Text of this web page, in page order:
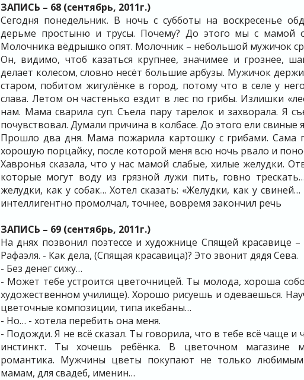
ЗАПИСЬ – 68 (сентябрь, 2011г.)
Сегодня понедельник. В ночь с субботы на воскресенье
дерьме простыню и трусы. Почему? До этого мы с мамой
Молочника вёдрышко опят. Молочник – небольшой мужичок
Он, видимо, чтоб казаться крупнее, значимее и грознее,
делает колесом, словно несёт большие арбузы. Мужичок
старом, побитом жигулёнке в город, потому что в селе у
слава. Летом он частенько ездит в лес по грибы. Излишки
нам. Мама сварила суп. Съела пару тарелок и захворала. Я
почувствовал. Думали причина в колбасе. До этого ели свиные
Прошло два дня. Мама пожарила картошку с грибами. Сама
хорошую порцайку, после которой меня всю ночь рвало и
Хавронья сказала, что у нас мамой слабые, хилые желудки.
которые могут воду из грязной лужи пить, говно
желудки, как у собак… Хотел сказать: «Желудки, как у
интеллигентно промолчал, точнее, вовремя закончил речь
ЗАПИСЬ – 69 (сентябрь, 2011г.)
На днях позвонил поэтессе и художнице Спящей красавице
Рафаэля. - Как дела, (Спящая красавица)? Это звонит дядя Сева.
- Без денег сижу…
- Может тебе устроится цветочницей. Ты молода, хороша
художественном училище). Хорошо рисуешь и одеваешься.
цветочные композиции, типа икебаны…
- Но… - хотела перебить она меня.
- Подожди. Я не всё сказал. Ты говорила, что в тебе всё чаще
инстинкт. Ты хочешь ребёнка. В цветочном магазине
романтика. Мужчины цветы покупают не только
мамам, для свадеб, именин…